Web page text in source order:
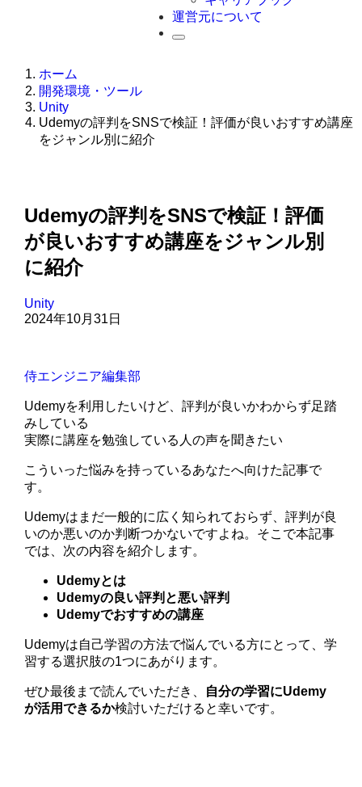
運営元について
ホーム
開発環境・ツール
Unity
Udemyの評判をSNSで検証！評価が良いおすすめ講座
をジャンル別に紹介
Udemyの評判をSNSで検証！評価
が良いおすすめ講座をジャンル別
に紹介
Unity
2024年10月31日
侍エンジニア編集部
Udemyを利用したいけど、評判が良いかわからず足踏
みしている
実際に講座を勉強している人の声を聞きたい
こういった悩みを持っているあなたへ向けた記事で
す。
Udemyはまだ一般的に広く知られておらず、評判が良
いのか悪いのか判断つかないですよね。そこで本記事
では、次の内容を紹介します。
Udemyとは
Udemyの良い評判と悪い評判
Udemyでおすすめの講座
Udemyは自己学習の方法で悩んでいる方にとって、学
習する選択肢の1つにあがります。
ぜひ最後まで読んでいただき、 自分の学習にUdemy
が活用できるか検討いただけると幸いです。